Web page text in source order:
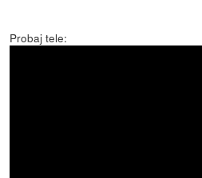
Probaj tele: